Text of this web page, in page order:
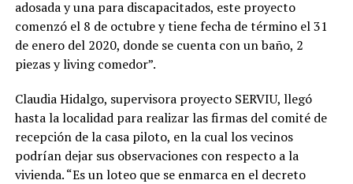
adosada y una para discapacitados, este proyecto
comenzó el 8 de octubre y tiene fecha de término el 31
de enero del 2020, donde se cuenta con un baño, 2
piezas y living comedor”.
Claudia Hidalgo, supervisora proyecto SERVIU, llegó
hasta la localidad para realizar las firmas del comité de
recepción de la casa piloto, en la cual los vecinos
podrían dejar sus observaciones con respecto a la
vivienda. “Es un loteo que se enmarca en el decreto